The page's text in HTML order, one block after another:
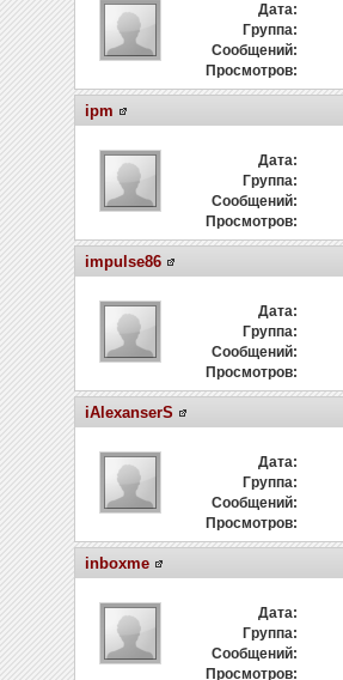
Дата:
Группа:
Сообщений:
Просмотров:
ipm
Дата:
Группа:
Сообщений:
Просмотров:
impulse86
Дата:
Группа:
Сообщений:
Просмотров:
iAlexanserS
Дата:
Группа:
Сообщений:
Просмотров:
inboxme
Дата:
Группа:
Сообщений:
Просмотров: